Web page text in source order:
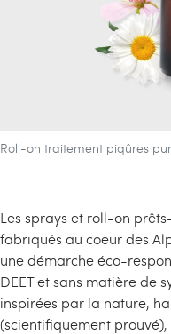
Roll-on traitement piqûres
Les sprays et roll-on
fabriqués au coeur des
une démarche éco-
DEET et sans matière de
inspirées par la nature,
(scientifiquement